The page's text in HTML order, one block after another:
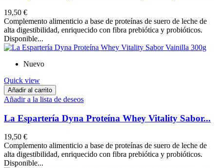
19,50 €
Complemento alimenticio a base de proteínas de suero de leche de
alta digestibilidad, enriquecido con fibra prebiótica y probióticos.
Disponible...
Nuevo
Quick view
Añadir al carrito
Añadir a la lista de deseos
La Espartería Dyna Proteína Whey Vitality Sabor...
19,50 €
Complemento alimenticio a base de proteínas de suero de leche de
alta digestibilidad, enriquecido con fibra prebiótica y probióticos.
Disponible...